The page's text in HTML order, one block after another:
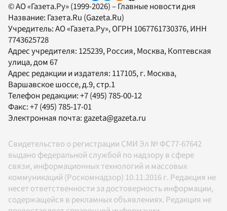
© АО «Газета.Ру» (1999-2026) – Главные новости дня
Название: Газета.Ru (Gazeta.Ru)
Учредитель:АО «Газета.Ру», ОГРН 1067761730376, ИНН
7743625728
Адрес учредителя: 125239, Россия, Москва, Коптевская
улица, дом 67
Адрес редакции и издателя: 117105, г. Москва,
Варшавское шоссе, д.9, стр.1
Телефон редакции:+7 (495) 785-00-12
Факс:+7 (495) 785-17-01
Электронная почта:gazeta@gazeta.ru
Свидетельство о регистрации СМИ Эл № ФС77-67642
выдано федеральной службой по надзору в сфере
связи, информационных технологий и массовых
коммуникаций (Роскомнадзор) 10.11.2016 г. Редакция не
несет ответственности за достоверность информации,
содержащейся в рекламных объявлениях. Редакция не